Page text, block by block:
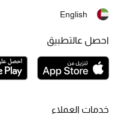
هدايا للنساء
ركن الفخامة
جميع الملابس النسائية
خدمات العملاء
English
احصل عالتطبيق